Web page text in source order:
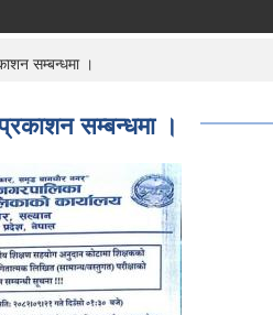
सम्बन्धमा ।
प्रकाशन सम्बन्धमा ।